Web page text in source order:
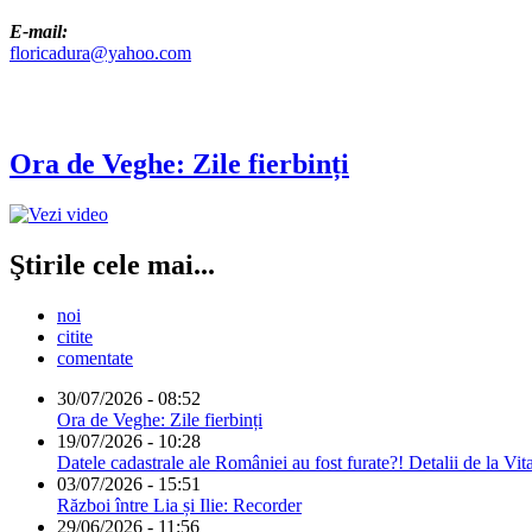
E-mail:
floricadura@yahoo.com
Ora de Veghe: Zile fierbinți
Ştirile cele mai...
noi
citite
comentate
30/07/2026 - 08:52
Ora de Veghe: Zile fierbinți
19/07/2026 - 10:28
Datele cadastrale ale României au fost furate?! Detalii de la
03/07/2026 - 15:51
Război între Lia și Ilie: Recorder
29/06/2026 - 11:56